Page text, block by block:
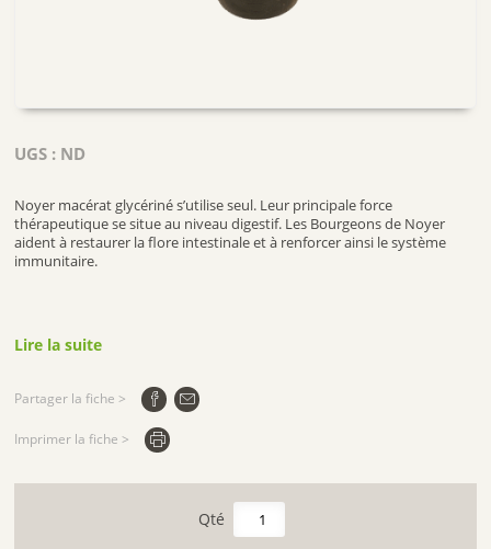
UGS : ND
Noyer macérat glycériné s’utilise seul. Leur principale force
thérapeutique se situe au niveau digestif. Les Bourgeons de Noyer
aident à restaurer la flore intestinale et à renforcer ainsi le système
immunitaire.
Lire la suite
Partager la fiche >
Imprimer la fiche >
quantité
de